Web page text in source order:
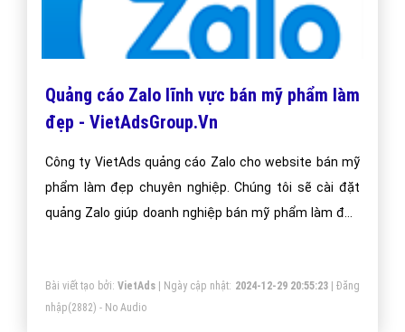
Quảng cáo Zalo lĩnh vực bán mỹ phẩm làm
đẹp - VietAdsGroup.Vn
Công ty VietAds quảng cáo Zalo cho website bán mỹ
phẩm làm đẹp chuyên nghiệp. Chúng tôi sẽ cài đặt
quảng Zalo giúp doanh nghiệp bán mỹ phẩm làm đẹp
ứng dụng Zalo.
Bài viết tạo bởi: VietAds| Ngày cập nhật: 2024-12-29 20:55:23|Đăng
nhập(2882) - No Audio